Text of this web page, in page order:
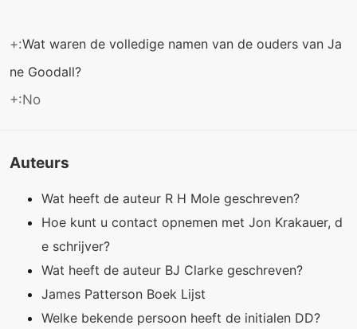
+:Wat waren de volledige namen van de ouders van Ja
ne Goodall?
+:No
Auteurs
Wat heeft de auteur R H Mole geschreven?
Hoe kunt u contact opnemen met Jon Krakauer, d
e schrijver?
Wat heeft de auteur BJ Clarke geschreven?
James Patterson Boek Lijst
Welke bekende persoon heeft de initialen DD?